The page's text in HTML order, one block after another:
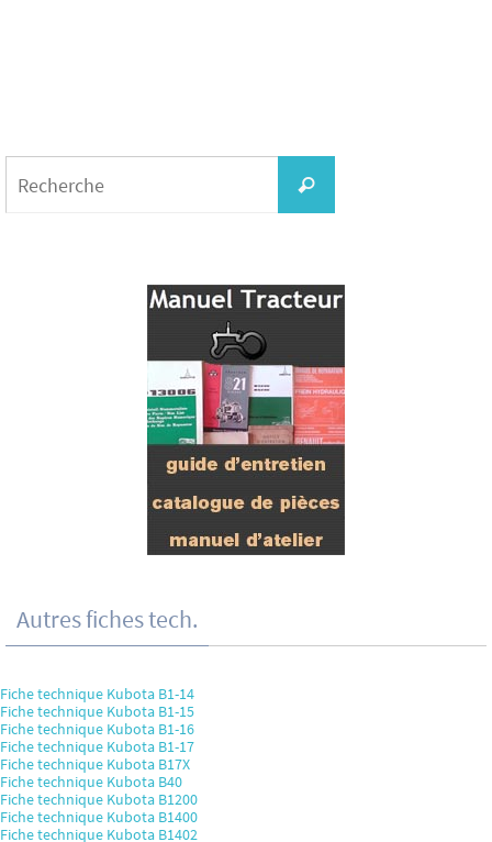
Recherche
Autres fiches tech.
Fiche technique Kubota B1-14
Fiche technique Kubota B1-15
Fiche technique Kubota B1-16
Fiche technique Kubota B1-17
Fiche technique Kubota B17X
Fiche technique Kubota B40
Fiche technique Kubota B1200
Fiche technique Kubota B1400
Fiche technique Kubota B1402